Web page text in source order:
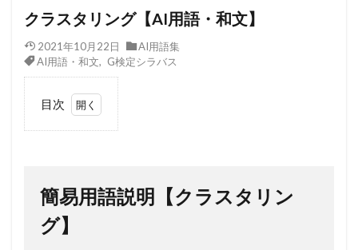
クラスタリング【AI用語・和文】
2021年10月22日
AI用語集
AI用語・和文
G検定シラバス
目次
【ク
ラス
タリ
簡易用語説明【クラスタリン
グ】